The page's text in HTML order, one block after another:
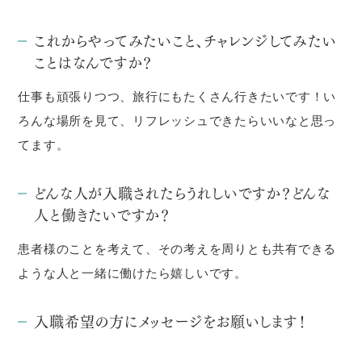
これからやってみたいこと、チャレンジしてみたい
ことはなんですか？
仕事も頑張りつつ、旅行にもたくさん行きたいです！い
ろんな場所を見て、リフレッシュできたらいいなと思っ
てます。
どんな人が入職されたらうれしいですか？どんな
人と働きたいですか？
患者様のことを考えて、その考えを周りとも共有できる
ような人と一緒に働けたら嬉しいです。
入職希望の方にメッセージをお願いします！